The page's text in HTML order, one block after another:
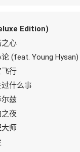
Edition)
之心
(feat. Young Hysan)
飞行
什么事
尔兹
之夜
大师